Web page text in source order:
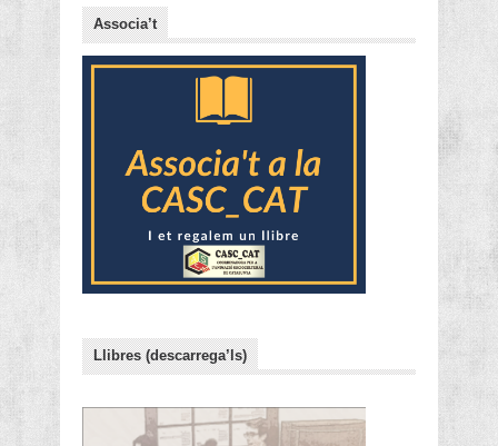
Associa’t
Llibres (descarrega’ls)